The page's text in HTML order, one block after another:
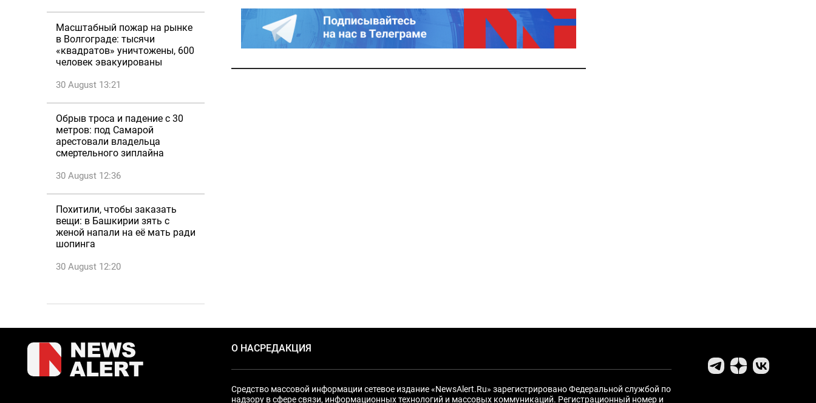
Масштабный пожар на рынке
в Волгограде: тысячи
«квадратов» уничтожены, 600
человек эвакуированы
30 August 13:21
Обрыв троса и падение с 30
метров: под Самарой
арестовали владельца
смертельного зиплайна
30 August 12:36
Похитили, чтобы заказать
вещи: в Башкирии зять с
женой напали на её мать ради
шопинга
30 August 12:20
О НАСРЕДАКЦИЯ
Средство массовой информации сетевое издание «NewsAlert.Ru» зарегистрировано Федеральной службой по
надзору в сфере связи, информационных технологий и массовых коммуникаций. Регистрационный номер и